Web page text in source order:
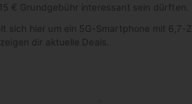
€ Grundgebühr interessant sein dürften.
sich hier um ein 5G-Smartphone mit 6,7-
dir aktuelle Deals.